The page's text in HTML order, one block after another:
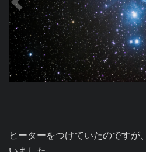
ヒーターをつけていたのですが